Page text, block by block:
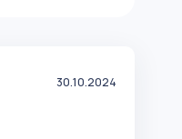
30.10.2024